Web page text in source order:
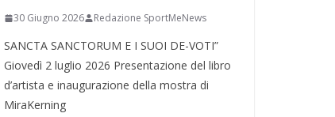
30 Giugno 2026 Redazione SportMeNews
SANCTA SANCTORUM E I SUOI DE-VOTI”
Giovedì 2 luglio 2026 Presentazione del libro
d’artista e inaugurazione della mostra di
MiraKerning